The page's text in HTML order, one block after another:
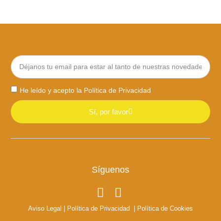
He leído y acepto la Política de Privacidad
Sí, por favor
Síguenos
Aviso Legal Política de Privacidad Política de Cookies